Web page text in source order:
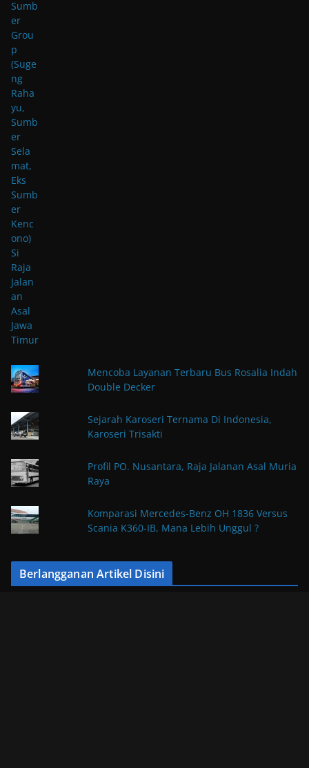
Mencoba Layanan Terbaru Bus Rosalia Indah
Double Decker
Sejarah Karoseri Ternama Di Indonesia,
Karoseri Trisakti
Profil PO. Nusantara, Raja Jalanan Asal Muria
Raya
Komparasi Mercedes-Benz OH 1836 Versus
Scania K360-IB, Mana Lebih Unggul ?
Berlangganan Artikel Disini